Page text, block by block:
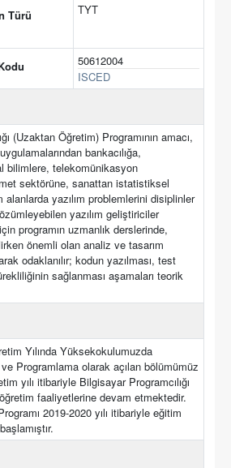
Türü
TYT
50612004
ISCED
(Uzaktan Öğretim) Programının amacı,
bankacılığa,
bilimlere, telekomünikasyon
sektörüne, sanattan istatistiksel
alanlarda yazılım problemlerini disiplinler
yazılım geliştiriciler
programın uzmanlık derslerinde,
önemli olan analiz ve tasarım
odaklanılır; kodun yazılması, test
sağlanması aşamaları teorik
Yılında Yüksekokulumuzda
Programlama olarak açılan bölümümüz
yılı itibariyle Bilgisayar Programcılığı
faaliyetlerine devam etmektedir.
2019-2020 yılı itibariyle eğitim